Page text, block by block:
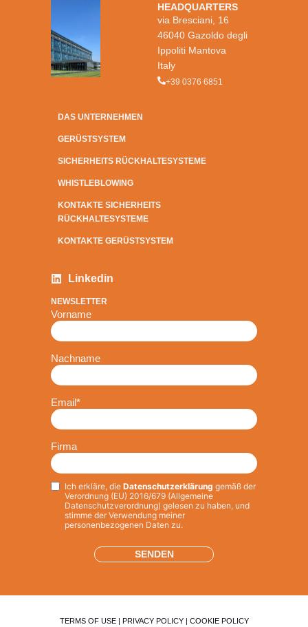
HEADQUARTERS
via Bresciani, 16
46040 Gazoldo degli
Ippoliti Mantova
Italy
+39 0376 6851
DAS UNTERNEHMEN
GERÜSTSYSTEM
SICHERHEITS RÜCKHALTESYSTEME
WHISTLEBLOWING
KONTAKTE SICHERHEITS
RÜCKHALTESYSTEME
KONTAKTE GERÜSTSYSTEM
Linkedin
NEWSLETTER
Vorname
Nachname
Email*
Firma
Privacy*
Ich erkläre, die Datenschutzerklärung gemäß der
Verordnung (EU) 2016/679 (Allgemeine
Datenschutzverordnung) gelesen zu haben, und
stimme der Verwendung meiner
personenbezogenen Daten zu.
TERMS OF USE| PRIVACY POLICY| COOKIE POLICY